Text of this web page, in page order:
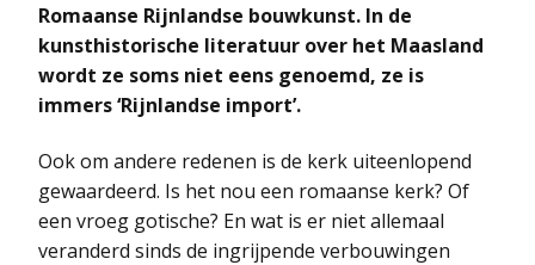
Romaanse Rijnlandse bouwkunst. In de
kunsthistorische literatuur over het Maasland
wordt ze soms niet eens genoemd, ze is
immers ‘Rijnlandse import’.
Ook om andere redenen is de kerk uiteenlopend
gewaardeerd. Is het nou een romaanse kerk? Of
een vroeg gotische? En wat is er niet allemaal
veranderd sinds de ingrijpende verbouwingen